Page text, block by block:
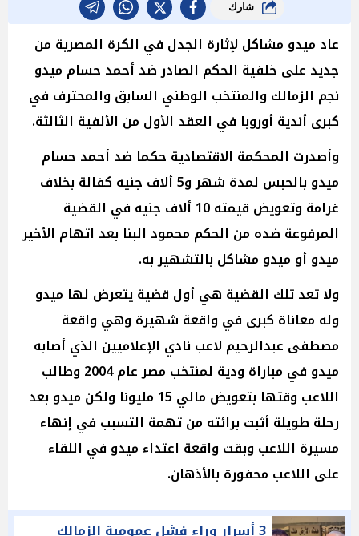
شارك
عاد ميدو مشاكل لإثارة الجدل في الكرة المصرية من
جديد على خلفية الحكم الصادر ضد أحمد حسام ميدو
نجم الزمالك والمنتخب الوطني السابق والمحترف في
كبرى أندية أوروبا في العقد الأول من الألفية الثالثة.
وأصدرت المحكمة الاقتصادية حكما ضد أحمد حسام
ميدو بالحبس لمدة شهر و5 ألاف جنيه كفالة بخلاف
غرامة وتعويض قيمته 10 ألاف جنيه في القضية
المرفوعة ضده من الحكم محمود البنا بعد اتهام الأخير
ميدو أو ميدو مشاكل بالتشهير به.
ولا تعد تلك القضية هي أول قضية يتعرض لها ميدو
وله معاناة كبرى في واقعة شهيرة وهي واقعة
مصطفى عبدالرحيم لاعب نادي الإعلاميين الذي أصابه
ميدو في مباراة ودية لمنتخب مصر عام 2004 وطالب
اللاعب وقتها بتعويض مالي 15 مليونا ولكن ميدو بعد
رحلة طويلة أثبت برائته من تهمة التسبب في إنهاء
مسيرة اللاعب وبقت واقعة اعتداء ميدو في اللقاء
على اللاعب محفورة بالأذهان.
3 أسرار وراء فشل عمومية الزمالك